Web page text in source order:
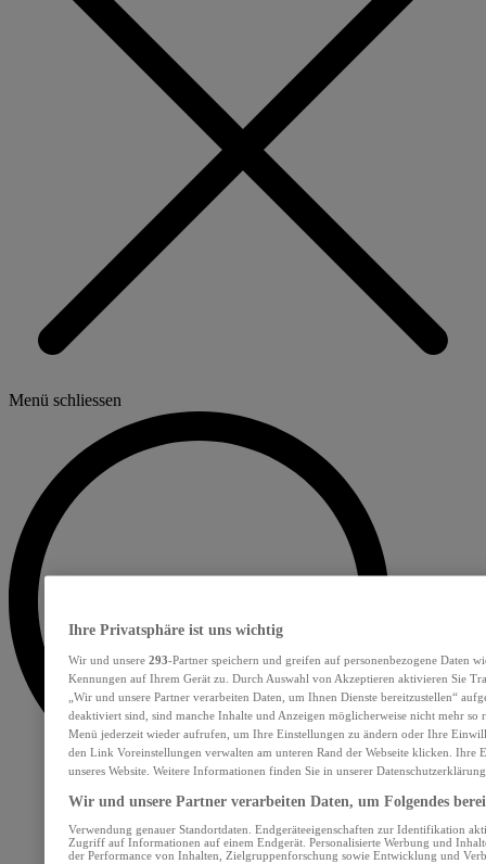
Menü schliessen
Ihre Privatsphäre ist uns wichtig
Wir und unsere 293-Partner speichern und greifen auf personenbezogene Daten
Kennungen auf Ihrem Gerät zu. Durch Auswahl von Akzeptieren aktivieren Sie
„Wir und unsere Partner verarbeiten Daten, um Ihnen Dienste bereitzustellen“
deaktiviert sind, sind manche Inhalte und Anzeigen möglicherweise nicht mehr so
Menü jederzeit wieder aufrufen, um Ihre Einstellungen zu ändern oder Ihre
den Link Voreinstellungen verwalten am unteren Rand der Webseite klicken. Ihre
unseres Website. Weitere Informationen finden Sie in unserer
Wir und unsere Partner verarbeiten Daten, um Folgendes
Verwendung genauer Standortdaten. Endgeräteeigenschaften zur Identifikation
Zugriff auf Informationen auf einem Endgerät. Personalisierte Werbung und
der Performance von Inhalten, Zielgruppenforschung sowie Entwicklung und